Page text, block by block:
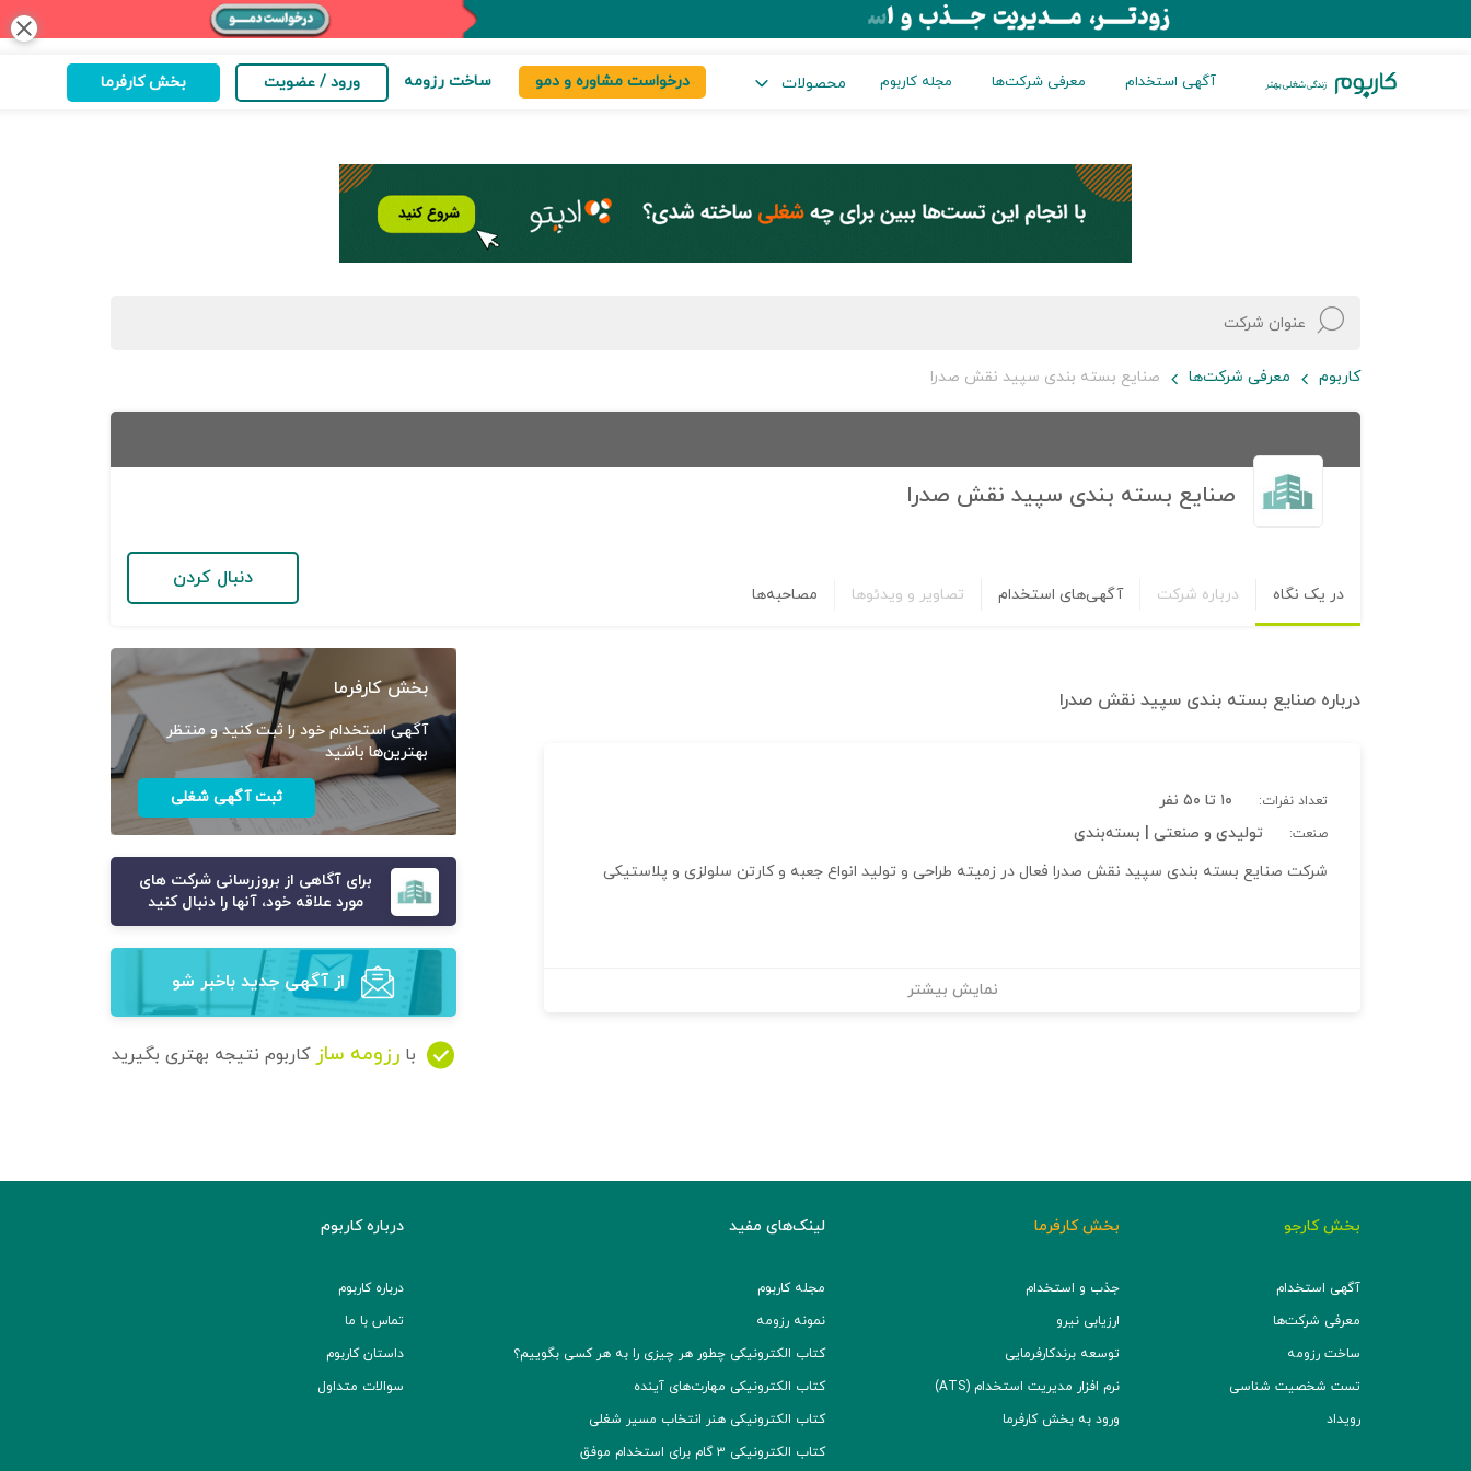
close
آگهی استخدام معرفی شرکت‌ها مجله کاربوم محصولات درخواست مشاوره و دمو ساخت رزومه ورود / عضویت بخش کارفرما
کاربوم معرفی شرکت‌ها صنایع بسته بندی سپید نقش صدرا
صنایع بسته بندی سپید نقش صدرا
در یک نگاه درباره شرکت آگهی‌های استخدام تصاویر و ویدئوها مصاحبه‌ها
دنبال کردن
درباره صنایع بسته بندی سپید نقش صدرا
تعداد نفرات: ۱۰ تا ۵۰ نفر
صنعت:
تولیدی و صنعتی | بسته‌بندی
شرکت صنایع بسته بندی سپید نقش صدرا فعال در زمیته طراحی و تولید انواع جعبه و کارتن سلولزی و پلاستیکی
نمایش بیشتر
بخش کارفرما
آگهی استخدام خود را ثبت کنید و منتظر
بهترین‌ها باشید
ثبت آگهی شغلی
برای آگاهی از بروزرسانی شرکت های
مورد علاقه خود، آنها را دنبال کنید
از آگهی‌ جدید باخبر شو
با رزومه ساز کاربوم نتیجه بهتری بگیرید
بخش کارجو
آگهی استخدام
معرفی شرکت‌ها
ساخت رزومه
تست شخصیت شناسی
رویداد
بخش کارفرما
جذب و استخدام
ارزیابی نیرو
توسعه برند‌کارفرمایی
نرم افزار مدیریت استخدام (ATS)
ورود به بخش کارفرما
لینک‌های مفید
مجله کاربوم
نمونه رزومه
کتاب الکترونیکی چطور هر چیزی را به هر کسی بگوییم؟
کتاب الکترونیکی مهارت‌های آینده
کتاب الکترونیکی هنر انتخاب مسیر شغلی
کتاب الکترونیکی ۳ گام برای استخدام موفق
درباره کاربوم
درباره کاربوم
تماس با ما
داستان کاربوم
سوالات متداول